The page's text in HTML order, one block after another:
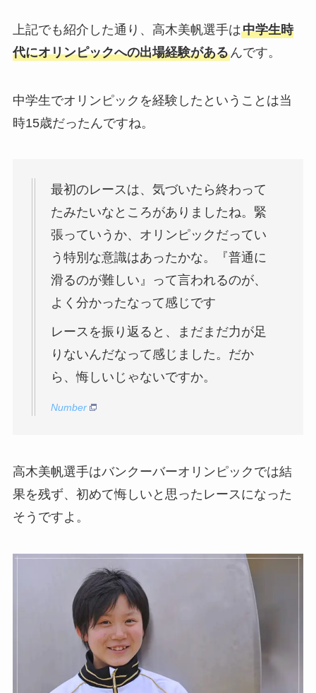
上記でも紹介した通り、 高木美帆選手は中学生時
代にオリンピックへの出場経験があるんです。
中学生でオリンピックを経験したということは当
時15歳だったんですね。
最初のレースは、気づいたら終わって
たみたいなところがありましたね。緊
張っていうか、オリンピックだってい
う特別な意識はあったかな。『普通に
滑るのが難しい』って言われるのが、
よく分かったなって感じです
レースを振り返ると、まだまだ力が足
りないんだなって感じました。だか
ら、悔しいじゃないですか。
Number
高木美帆選手はバンクーバーオリンピックでは結
果を残ず、初めて悔しいと思ったレースになった
そうですよ。